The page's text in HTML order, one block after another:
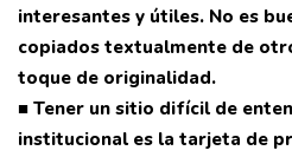
interesantes y útiles. No es
copiados textualmente de
toque de originalidad.
■ Tener un sitio difícil de
institucional es la tarjeta de